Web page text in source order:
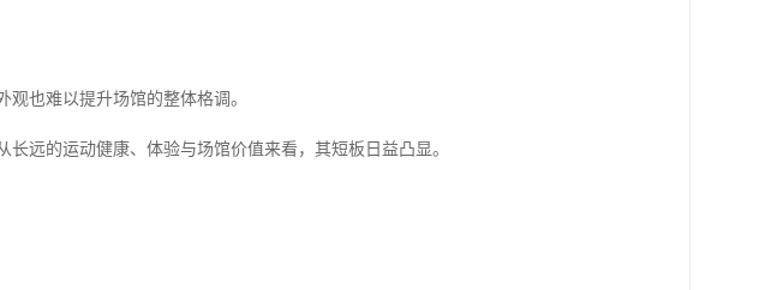
也难以提升场馆的整体格调。
远的运动健康、体验与场馆价值来看，其短板日益凸显。